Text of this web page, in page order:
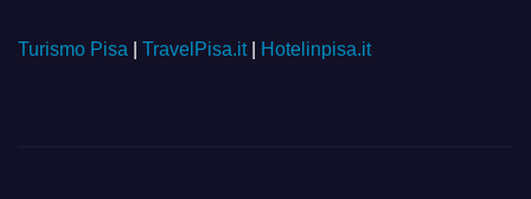
Turismo Pisa TravelPisa.it| Hotelinpisa.it